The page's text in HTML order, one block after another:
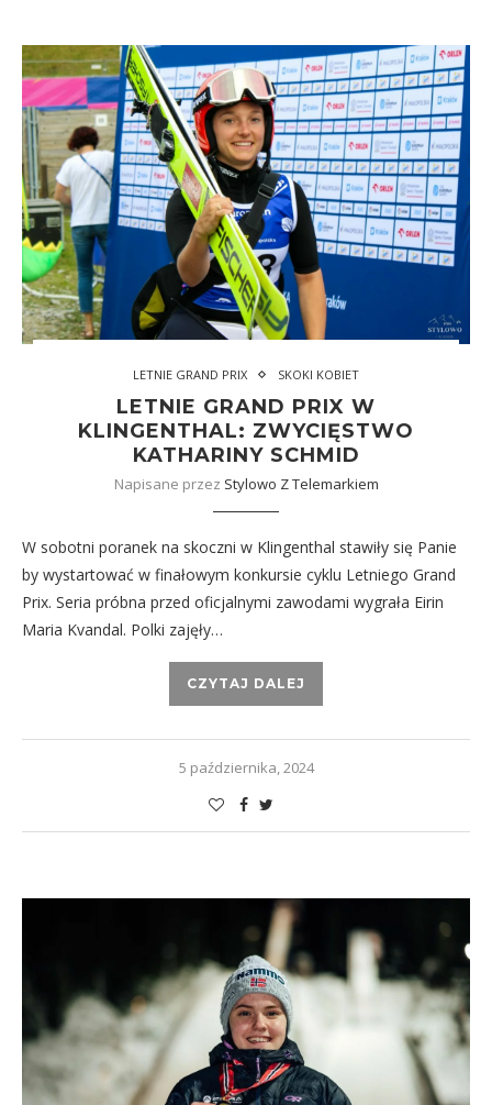
LETNIE GRAND PRIX SKOKI KOBIET
LETNIE GRAND PRIX W
KLINGENTHAL: ZWYCIĘSTWO
KATHARINY SCHMID
Napisane przez Stylowo Z Telemarkiem
W sobotni poranek na skoczni w Klingenthal stawiły się Panie
by wystartować w finałowym konkursie cyklu Letniego Grand
Prix. Seria próbna przed oficjalnymi zawodami wygrała Eirin
Maria Kvandal. Polki zajęły…
CZYTAJ DALEJ
5 października, 2024